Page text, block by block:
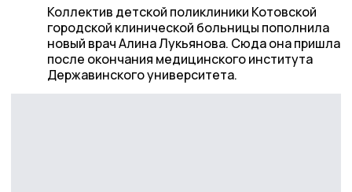
Коллектив детской поликлиники Котовской
городской клинической больницы пополнила
новый врач Алина Лукьянова. Сюда она пришла
после окончания медицинского института
Державинского университета.